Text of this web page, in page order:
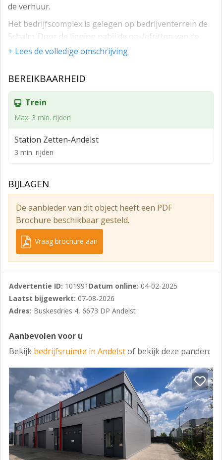
de verhuur.
Het bedrijfscomplex is gelegen op bedrijventerrein de
Schalm. Door de ligging nabij de op-/afritten van de
A15 is de bereikbaarheid goed. Op het bedrijventerrein
Opleveringsniveau:
- Elektrisch bedienbare overheaddeur (3x4 bxh);
- Monolith afgewerkte betonvloer;
- Vrije hoogte 4,5 meter;
water, houtentrap naar verdieping;
- Vloerbelasting 1.000 kg/m²;
- Led verlichting;
- Wandcontactdozen.
Verdieping
- Systeemplafonds met Led panelen;
- Pantry v.v. spoelbak en boiler;
- Wandcontactdozen;
- Databekabeling;
- Airco koelen/verwarmen;
- Draai-/kiepramen voorzijde;
- Ramen achterzijde;
- Metalstud binnenwanden v.v. deur;
- Metalstud voorzetwanden;
- Warmtepomp t.b.v. vloerverwarming (verwarmen, niet
+ Lees de volledige omschrijving
BEREIKBAARHEID
Trein
Max. 3 min. rijden
Station Zetten-Andelst
3 min. rijden
BIJLAGEN
De aanbieder van dit object heeft een PDF
Brochure beschikbaar gesteld.
Vraag brochure aan
Advertentie ID: 101991 Datum online: 04-02-2025
Laatst bijgewerkt: 07-08-2026
Adres: Buskesdries 4, 6673 DP Andelst
Aanbevolen voor u
Bekijk bedrijfsruimte in Andelstof bekijk deze panden: